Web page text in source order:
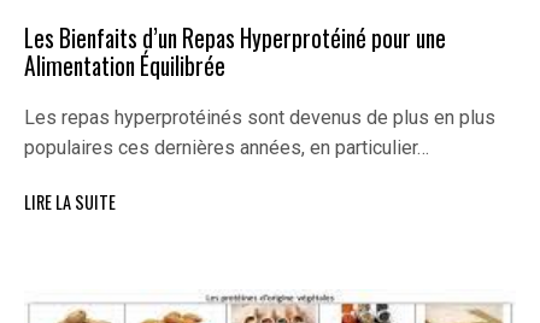
Les Bienfaits d’un Repas Hyperprotéiné pour une
Alimentation Équilibrée
Les repas hyperprotéinés sont devenus de plus en plus
populaires ces dernières années, en particulier…
LIRE LA SUITE